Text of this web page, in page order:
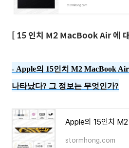
[ 15 인치 M2 MacBook Air 에
- Apple의 15인치 M2 MacBook
나타났다? 그 정보는 무엇인가?
stormhong.com